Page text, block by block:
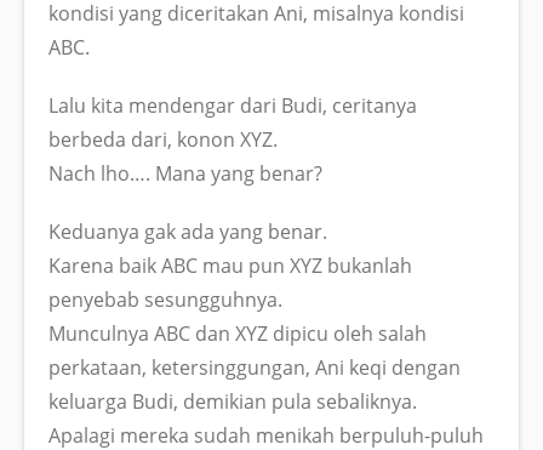
kondisi yang diceritakan Ani, misalnya kondisi
ABC.
Lalu kita mendengar dari Budi, ceritanya
berbeda dari, konon XYZ.
Nach lho…. Mana yang benar?
Keduanya gak ada yang benar.
Karena baik ABC mau pun XYZ bukanlah
penyebab sesungguhnya.
Munculnya ABC dan XYZ dipicu oleh salah
perkataan, ketersinggungan, Ani keqi dengan
keluarga Budi, demikian pula sebaliknya.
Apalagi mereka sudah menikah berpuluh-puluh